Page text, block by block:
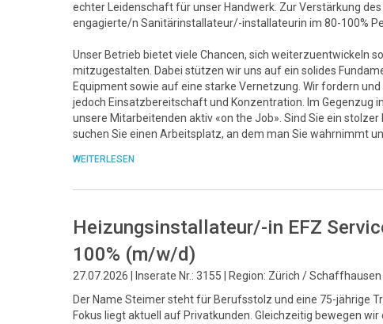
echter Leidenschaft für unser Handwerk. Zur Verstärkung
engagierte/n Sanitärinstallateur/-installateurin im 80-100%
Unser Betrieb bietet viele Chancen, sich weiterzuentwickeln
mitzugestalten. Dabei stützen wir uns auf ein solides
Equipment sowie auf eine starke Vernetzung. Wir fordern
jedoch Einsatzbereitschaft und Konzentration. Im Gegenzug
unsere Mitarbeitenden aktiv «on the Job». Sind Sie ein
suchen Sie einen Arbeitsplatz, an dem man Sie wahrnimmt
WEITERLESEN
Heizungsinstallateur/-in EFZ
100% (m/w/d)
27.07.2026 | Inserate Nr.: 3155 | Region: Zürich / Schaffhausen
Der Name Steimer steht für Berufsstolz und eine 75-jährige
Fokus liegt aktuell auf Privatkunden. Gleichzeitig bewegen